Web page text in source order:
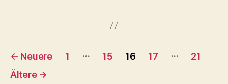
Seitennummerierung
der
← Neuere 1 … 15 16 17 …
21
Ältere →